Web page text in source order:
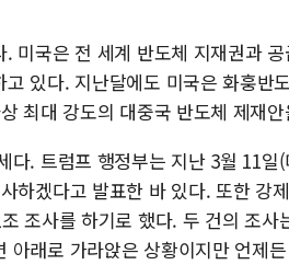
미국은 전 세계 반도체 지재권과
있다. 지난달에도 미국은 화훙반
최대 강도의 대중국 반도체 제재
다. 트럼프 행정부는 지난 3월 11
하겠다고 발표한 바 있다. 또한 강
조사를 하기로 했다. 두 건의 조
아래로 가라앉은 상황이지만 언제